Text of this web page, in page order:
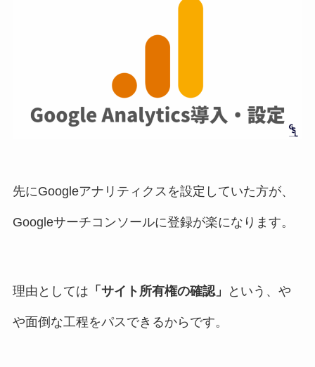
先にGoogleアナリティクスを設定していた方が、
Googleサーチコンソールに登録が楽になります。
理由としては 「サイト所有権の確認」 という、や
や面倒な工程をパスできるからです。